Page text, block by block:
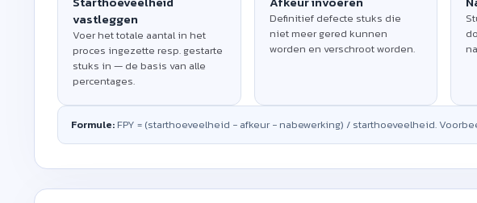
vastleggen
Voer het totale aantal in het
proces ingezette resp. gestarte
stuks in — de basis van alle
percentages.
Definitief defecte stuks die
niet meer gered kunnen
worden en verschroot worden.
Formule: FPY = (starthoeveelheid − afkeur − nabewerking) / starthoeveelheid.